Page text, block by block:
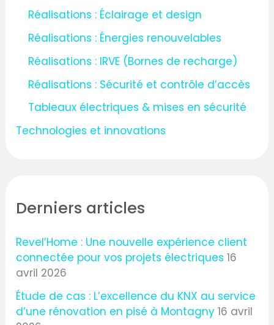
Réalisations : Éclairage et design
Réalisations : Énergies renouvelables
Réalisations : IRVE (Bornes de recharge)
Réalisations : Sécurité et contrôle d’accès
Tableaux électriques & mises en sécurité
Technologies et innovations
Derniers articles
Revel’Home : Une nouvelle expérience client
connectée pour vos projets électriques 16
avril 2026
Étude de cas : L’excellence du KNX au service
d’une rénovation en pisé à Montagny 16 avril